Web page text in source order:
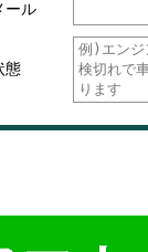
ール
態